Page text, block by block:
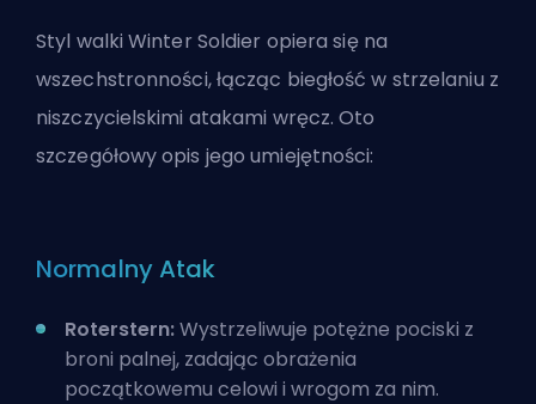
Styl walki Winter Soldier opiera się na
wszechstronności, łącząc biegłość w strzelaniu z
niszczycielskimi atakami wręcz. Oto
szczegółowy opis jego umiejętności:
Normalny Atak
Roterstern:Wystrzeliwuje potężne pociski z
broni palnej, zadając obrażenia
początkowemu celowi i wrogom za nim.